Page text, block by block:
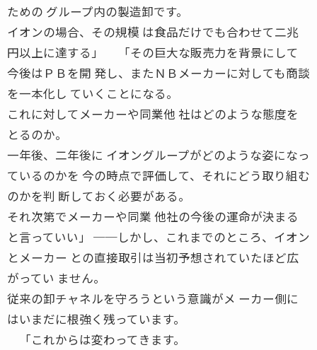
ための グループ内の製造卸です。
イオンの場合、その規模 は食品だけでも合わせて二兆
円以上に達する」 「その巨大な販売力を背景にして
今後はＰＢを開 発し、またＮＢメーカーに対しても商談
を一本化し ていくことになる。
これに対してメーカーや同業他 社はどのような態度を
とるのか。
一年後、二年後に イオングループがどのような姿になっ
ているのかを 今の時点で評価して、それにどう取り組む
のかを判 断しておく必要がある。
それ次第でメーカーや同業 他社の今後の運命が決まる
と言っていい」 ──しかし、これまでのところ、イオン
とメーカー との直接取引は当初予想されていたほど広
がってい ません。
従来の卸チャネルを守ろうという意識がメ ーカー側に
はいまだに根強く残っています。
「これからは変わってきます。